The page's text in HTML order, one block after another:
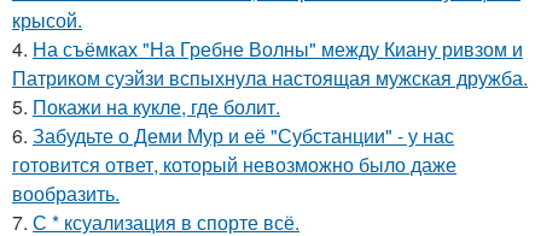
крысой.
4. На съёмках "На Гребне Волны" между Киану ривзом и
Патриком суэйзи вспыхнула настоящая мужская дружба.
5. Покажи на кукле, где болит.
6. Забудьте о Деми Мур и её "Субстанции" - у нас
готовится ответ, который невозможно было даже
вообразить.
7. С * ксуализация в спорте всё.